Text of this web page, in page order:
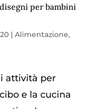
per bambini
| Alimentazione,
attività per
e la cucina